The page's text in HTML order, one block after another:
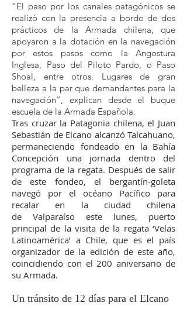
“El paso por los canales patagónicos se
realizó con la presencia a bordo de dos
prácticos de la Armada chilena, que
apoyaron a la dotación en la navegación
por estos pasos como la Angostura
Inglesa, Paso del Piloto Pardo, o Paso
Shoal, entre otros. Lugares de gran
belleza a la par que demandantes para la
navegación“, explican desde el buque
escuela de la Armada Española.
Tras cruzar la Patagonia chilena, el Juan
Sebastián de Elcano alcanzó Talcahuano,
permaneciendo fondeado en la Bahía
Concepción una jornada dentro del
programa de la regata. Después de salir
de este fondeo, el bergantín-goleta
navegó por el océano Pacífico para
recalar en la ciudad chilena
de Valparaíso este lunes, puerto
principal de la visita de la regata ‘Velas
Latinoamérica’ a Chile, que es el país
organizador de la edición de este año,
coincidiendo con el 200 aniversario de
su Armada.
Un tránsito de 12 días para el Elcano